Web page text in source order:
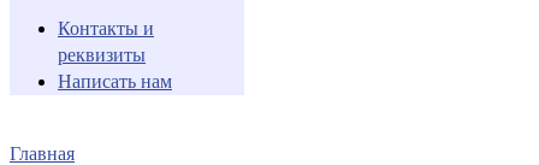
Контакты и
реквизиты
Написать нам
Главная